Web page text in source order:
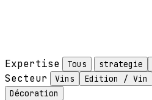
Expertise Tous strategie
Secteur Vins Edition / Vin
Décoration